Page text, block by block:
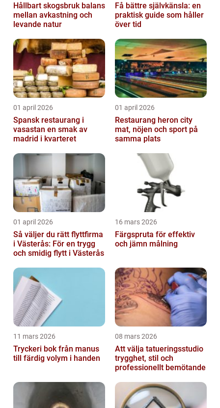
Hållbart skogsbruk balans
mellan avkastning och
levande natur
Få bättre självkänsla: en
praktisk guide som håller
över tid
01 april 2026
Spansk restaurang i
vasastan en smak av
madrid i kvarteret
01 april 2026
Restaurang heron city
mat, nöjen och sport på
samma plats
01 april 2026
Så väljer du rätt flyttfirma
i Västerås: För en trygg
och smidig flytt i Västerås
16 mars 2026
Färgspruta för effektiv
och jämn målning
11 mars 2026
Tryckeri bok från manus
till färdig volym i handen
08 mars 2026
Att välja tatueringsstudio
trygghet, stil och
professionellt bemötande